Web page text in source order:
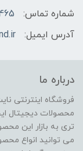
شماره تماس:
آدرس ایمیل:
درباره ما
فروشگاه اینترنتی
محصولات دیجیتال
تری به بازار این
می توانید انواع